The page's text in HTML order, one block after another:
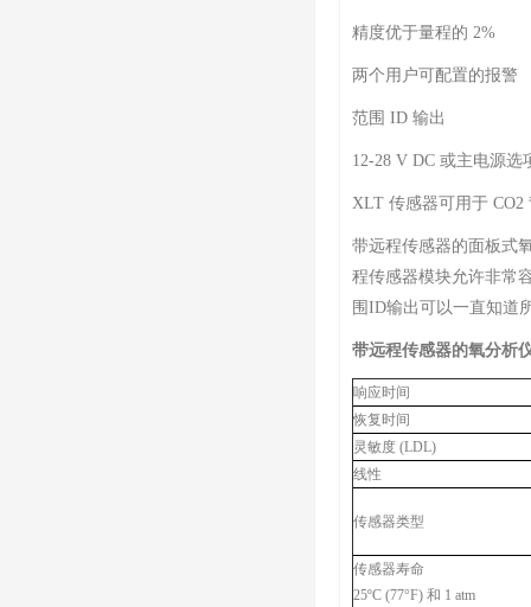
精度优于量程的 2%
两个用户可配置的报警
范围 ID 输出
12-28 V DC 或主电源选
XLT 传感器可用于 CO2
带远程传感器的面板式
程传感器模块允许非常
围ID输出可以一直知道
带远程传感器的氧分析
响应时间
恢复时间
灵敏度 (LDL)
线性
传感器类型
传感器寿命
25ºC (77°F) 和 1 atm